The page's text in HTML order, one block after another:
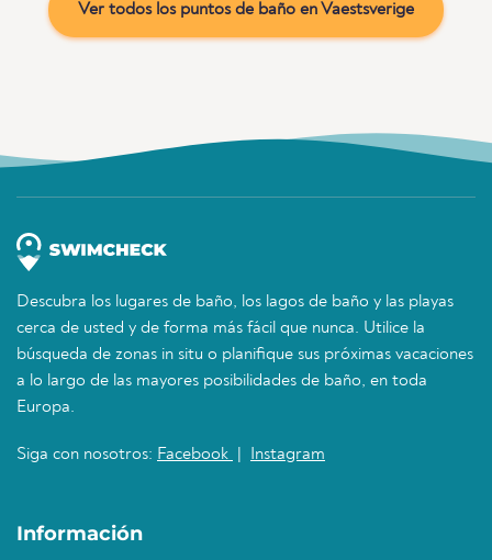
Ver todos los puntos de baño en Vaestsverige
Descubra los lugares de baño, los lagos de baño y las playas
cerca de usted y de forma más fácil que nunca. Utilice la
búsqueda de zonas in situ o planifique sus próximas vacaciones
a lo largo de las mayores posibilidades de baño, en toda
Europa.
Siga con nosotros: Facebook Instagram
Información